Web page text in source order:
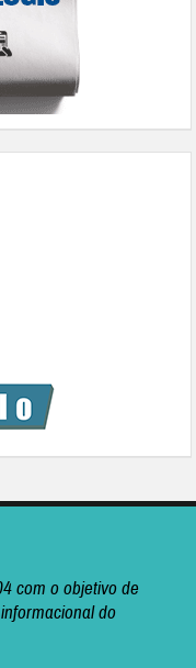
com o objetivo de
do